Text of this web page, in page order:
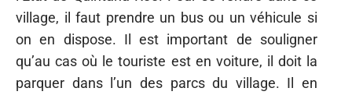
village, il faut prendre un bus ou un véhicule si
on en dispose. Il est important de souligner
qu’au cas où le touriste est en voiture, il doit la
parquer dans l’un des parcs du village. Il en